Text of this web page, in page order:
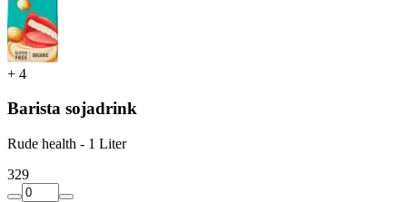
+ 4
Barista sojadrink
Rude health - 1 Liter
329